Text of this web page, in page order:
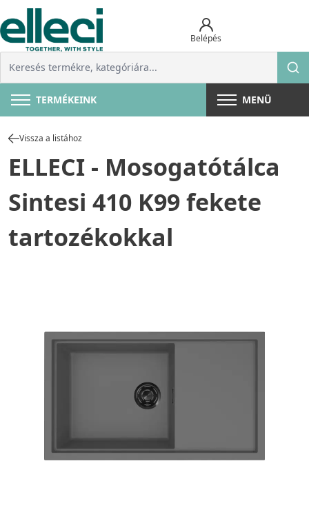
Belépés
TERMÉKEINK MENÜ
Vissza a listához
ELLECI - Mosogatótálca
Sintesi 410 K99 fekete
tartozékokkal